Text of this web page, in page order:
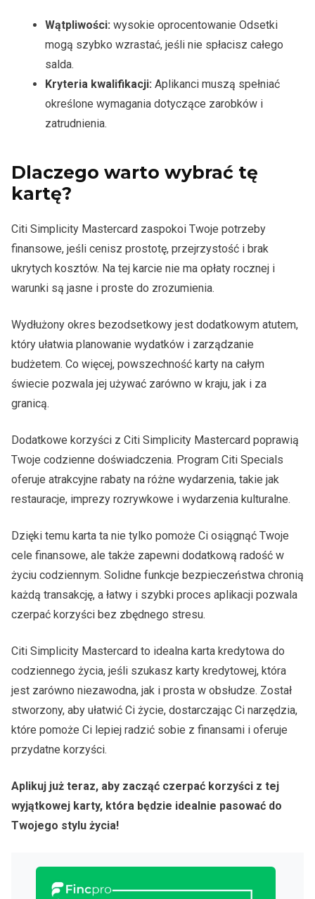
Wątpliwości: wysokie oprocentowanie Odsetki
mogą szybko wzrastać, jeśli nie spłacisz całego
salda.
Kryteria kwalifikacji: Aplikanci muszą spełniać
określone wymagania dotyczące zarobków i
zatrudnienia.
Dlaczego warto wybrać tę
kartę?
Citi Simplicity Mastercard zaspokoi Twoje potrzeby
finansowe, jeśli cenisz prostotę, przejrzystość i brak
ukrytych kosztów. Na tej karcie nie ma opłaty rocznej i
warunki są jasne i proste do zrozumienia.
Wydłużony okres bezodsetkowy jest dodatkowym atutem,
który ułatwia planowanie wydatków i zarządzanie
budżetem. Co więcej, powszechność karty na całym
świecie pozwala jej używać zarówno w kraju, jak i za
granicą.
Dodatkowe korzyści z Citi Simplicity Mastercard poprawią
Twoje codzienne doświadczenia. Program Citi Specials
oferuje atrakcyjne rabaty na różne wydarzenia, takie jak
restauracje, imprezy rozrywkowe i wydarzenia kulturalne.
Dzięki temu karta ta nie tylko pomoże Ci osiągnąć Twoje
cele finansowe, ale także zapewni dodatkową radość w
życiu codziennym. Solidne funkcje bezpieczeństwa chronią
każdą transakcję, a łatwy i szybki proces aplikacji pozwala
czerpać korzyści bez zbędnego stresu.
Citi Simplicity Mastercard to idealna karta kredytowa do
codziennego życia, jeśli szukasz karty kredytowej, która
jest zarówno niezawodna, jak i prosta w obsłudze. Został
stworzony, aby ułatwić Ci życie, dostarczając Ci narzędzia,
które pomoże Ci lepiej radzić sobie z finansami i oferuje
przydatne korzyści.
Aplikuj już teraz, aby zacząć czerpać korzyści z tej
wyjątkowej karty, która będzie idealnie pasować do
Twojego stylu życia!